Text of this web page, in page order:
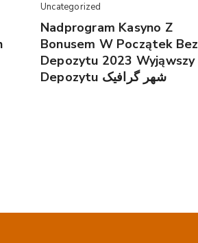
Uncategorized
Nadprogram Kasyno Z
Bonusem W Początek Bez
Depozytu 2023 Wyjąwszy
Depozytu شهر گرافیک